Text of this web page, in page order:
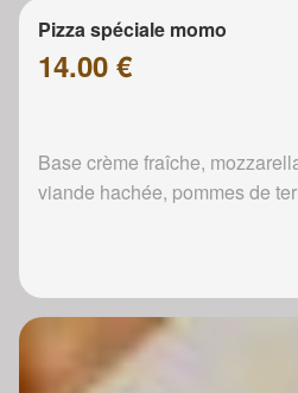
Pizza spéciale momo
14.00 €
Base crème fraîche,
viande hachée, pommes de